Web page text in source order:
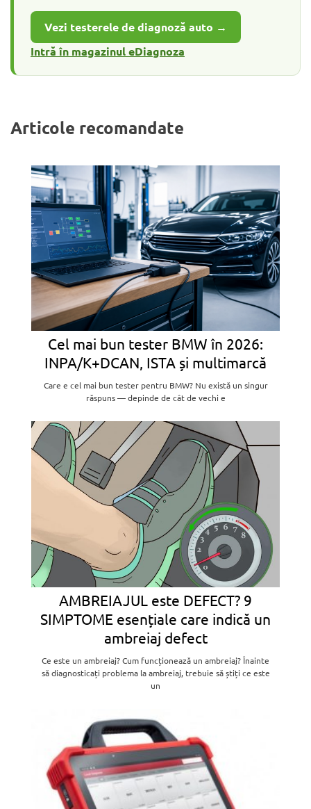
Vezi testerele de diagnoză auto →
Intră în magazinul eDiagnoza
Articole recomandate
Cel mai bun tester BMW în 2026:
INPA/K+DCAN, ISTA și multimarcă
Care e cel mai bun tester pentru BMW? Nu există un singur
răspuns — depinde de cât de vechi e
AMBREIAJUL este DEFECT? 9
SIMPTOME esențiale care indică un
ambreiaj defect
Ce este un ambreiaj? Cum funcționează un ambreiaj? Înainte
să diagnosticați problema la ambreiaj, trebuie să știți ce este
un